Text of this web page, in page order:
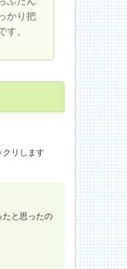
かり把
す。
クリします
たと思ったの